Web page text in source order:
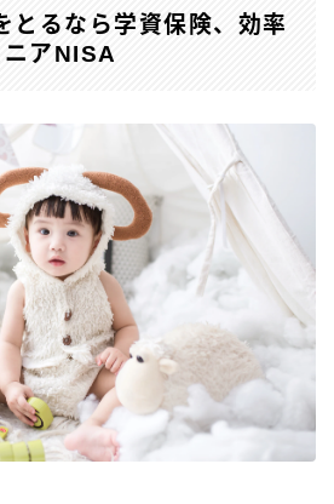
とるなら学資保険、効率
アNISA